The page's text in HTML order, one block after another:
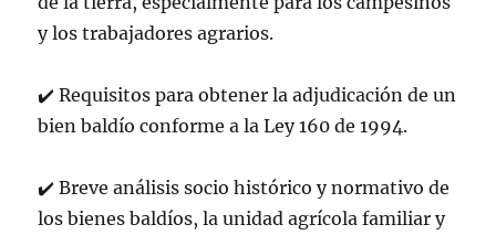
y los trabajadores agrarios.
✔️ Requisitos para obtener la adjudicación de un
bien baldío conforme a la Ley 160 de 1994.
✔️ Breve análisis socio histórico y normativo de
los bienes baldíos, la unidad agrícola familiar y